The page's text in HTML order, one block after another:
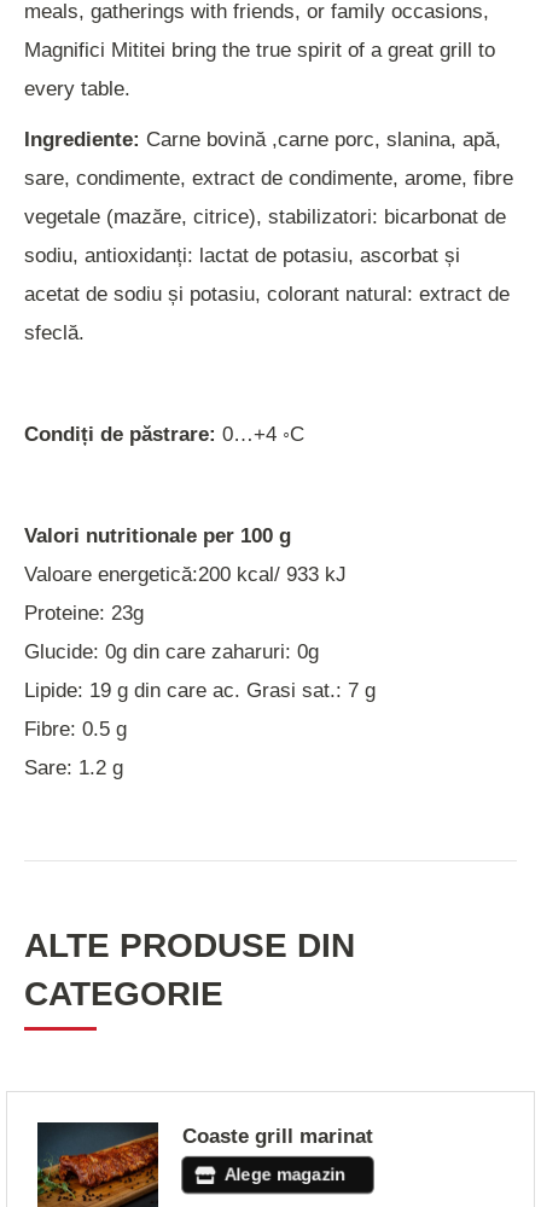
meals, gatherings with friends, or family occasions,
Magnifici Mititei bring the true spirit of a great grill to
every table.
Ingrediente: Carne bovină ,carne porc, slanina, apă,
sare, condimente, extract de condimente, arome, fibre
vegetale (mazăre, citrice), stabilizatori: bicarbonat de
sodiu, antioxidanți: lactat de potasiu, ascorbat și
acetat de sodiu și potasiu, colorant natural: extract de
sfeclă.
Condiți de păstrare: 0…+4 ◦C
Valori nutritionale per 100 g
Valoare energetică:200 kcal/ 933 kJ
Proteine: 23g
Glucide: 0g din care zaharuri: 0g
Lipide: 19 g din care ac. Grasi sat.: 7 g
Fibre: 0.5 g
Sare: 1.2 g
ALTE PRODUSE DIN
CATEGORIE
Coaste grill marinat
Alege magazin